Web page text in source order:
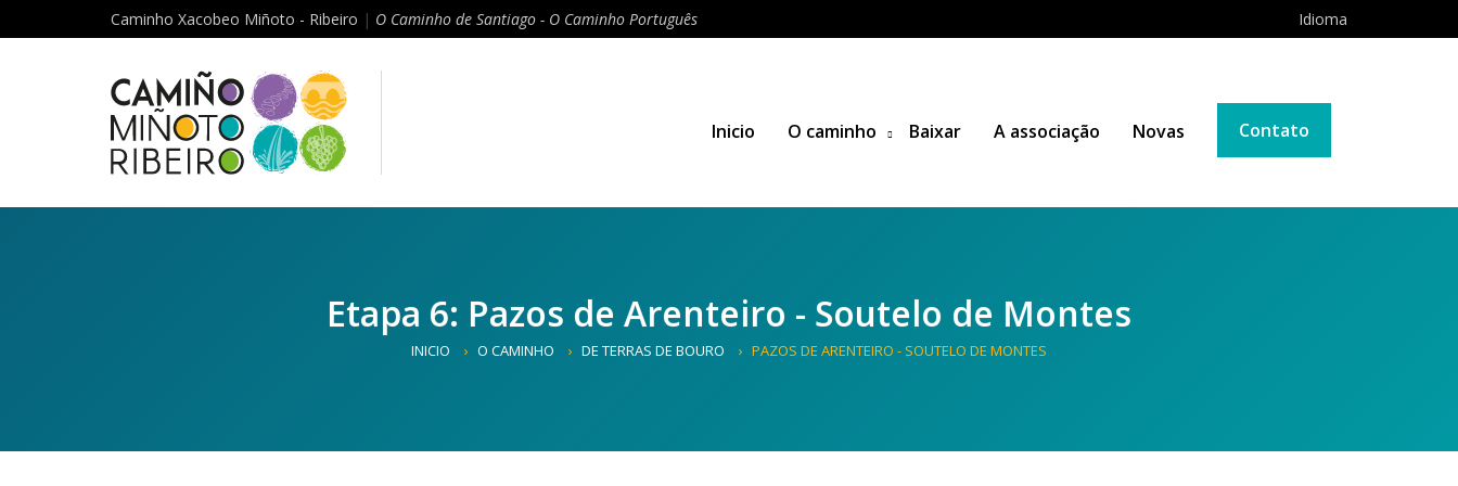
Caminho Xacobeo Miñoto - Ribeiro | O Caminho de Santiago - O Caminho Português Idioma
Inicio O caminho Baixar A associação Novas Contato
Etapa 6: Pazos de Arenteiro - Soutelo de Montes
INICIO O CAMINHO DE TERRAS DE BOURO PAZOS DE ARENTEIRO - SOUTELO DE MONTES